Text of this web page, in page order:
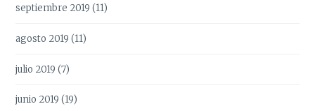
septiembre 2019 (11)
agosto 2019 (11)
julio 2019 (7)
junio 2019 (19)